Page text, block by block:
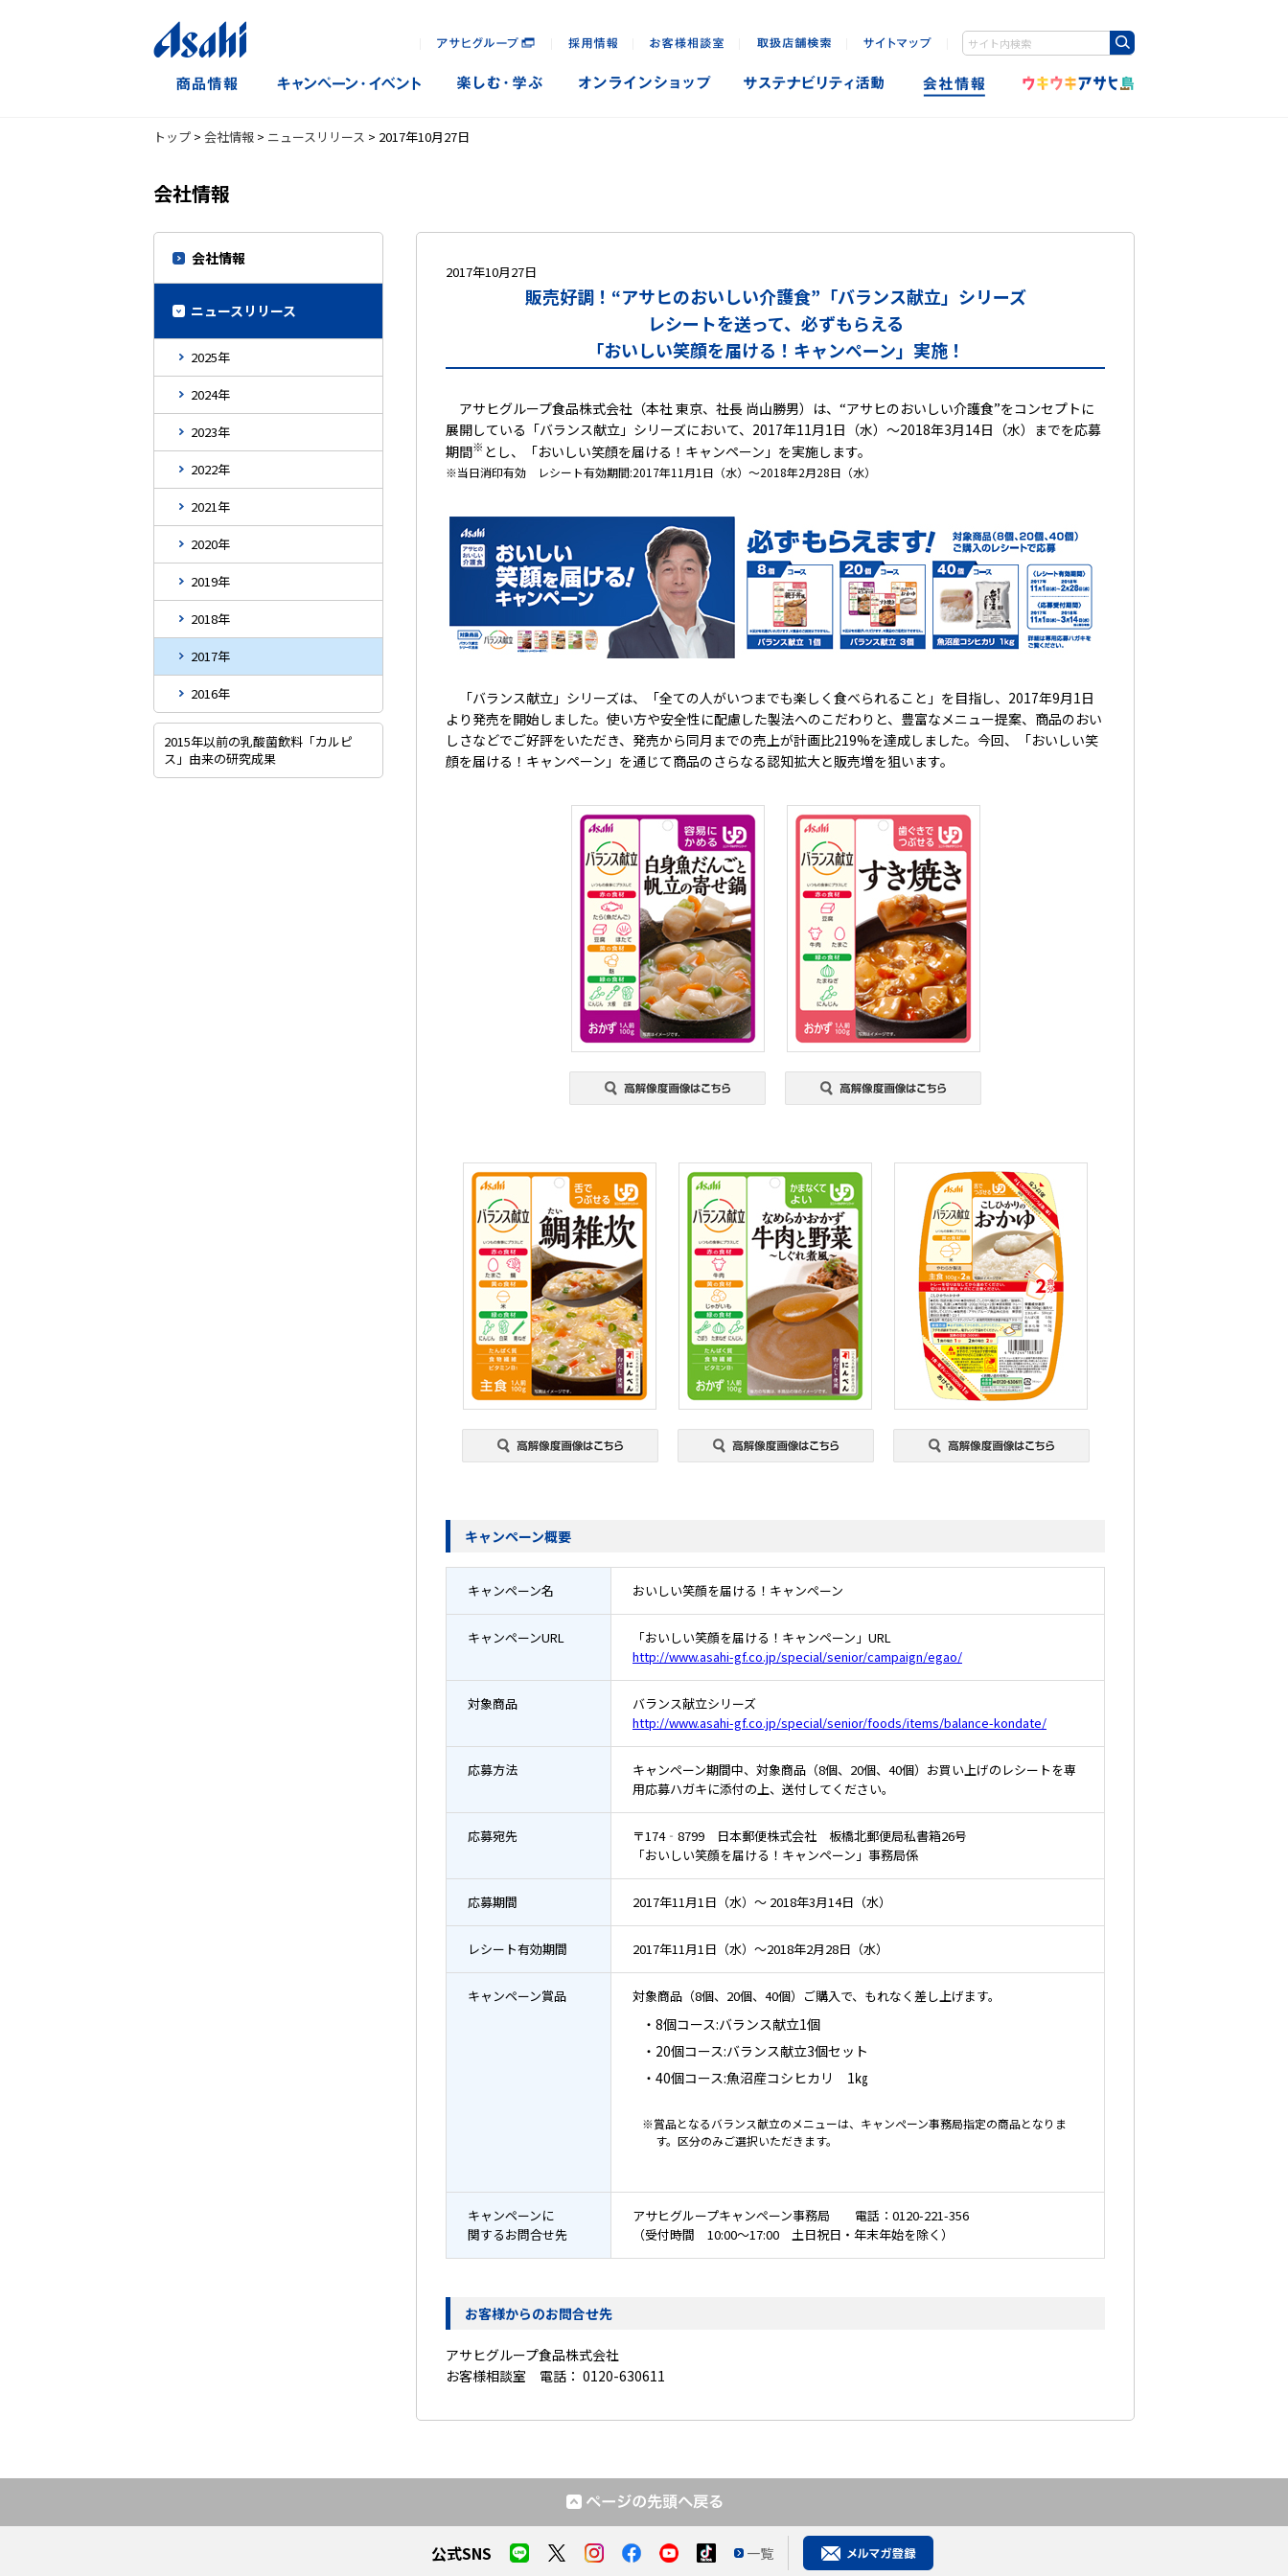
Write your search query here
トップ > 会社情報 > ニュースリリース > 2017年10月27日
会社情報
会社情報
ニュースリリース
2025年
2024年
2023年
2022年
2021年
2020年
2019年
2018年
2017年
2016年
2015年以前の乳酸菌飲料「カルピ
ス」由来の研究成果
2017年10月27日
販売好調！“アサヒのおいしい介護食”「バランス献立」シリーズ
レシートを送って、必ずもらえる
「おいしい笑顔を届ける！キャンペーン」実施！
アサヒグループ食品株式会社（本社 東京、社長 尚山勝男）は、“アサヒのおいしい介護食”をコンセプトに
展開している「バランス献立」シリーズにおいて、2017年11月1日（水）～2018年3月14日（水）までを応募
期間※ とし、「おいしい笑顔を届ける！キャンペーン」を実施します。
※当日消印有効 レシート有効期間:2017年11月1日（水）～2018年2月28日（水）
「バランス献立」シリーズは、「全ての人がいつまでも楽しく食べられること」を目指し、2017年9月1日
より発売を開始しました。使い方や安全性に配慮した製法へのこだわりと、豊富なメニュー提案、商品のおい
しさなどでご好評をいただき、発売から同月までの売上が計画比219%を達成しました。今回、「おいしい笑
顔を届ける！キャンペーン」を通じて商品のさらなる認知拡大と販売増を狙います。
キャンペーン概要
キャンペーン名 おいしい笑顔を届ける！キャンペーン
キャンペーンURL
「おいしい笑顔を届ける！キャンペーン」URL
http://www.asahi-gf.co.jp/special/senior/campaign/egao/
対象商品
バランス献立シリーズ
http://www.asahi-gf.co.jp/special/senior/foods/items/balance-kondate/
応募方法
キャンペーン期間中、対象商品（8個、20個、40個）お買い上げのレシートを専
用応募ハガキに添付の上、送付してください。
応募宛先
〒174‐8799 日本郵便株式会社 板橋北郵便局私書箱26号
「おいしい笑顔を届ける！キャンペーン」事務局係
応募期間 2017年11月1日（水）～ 2018年3月14日（水）
レシート有効期間 2017年11月1日（水）～2018年2月28日（水）
キャンペーン賞品 対象商品（8個、20個、40個）ご購入で、もれなく差し上げます。
・8個コース:バランス献立1個
・20個コース:バランス献立3個セット
・40個コース:魚沼産コシヒカリ 1㎏
※賞品となるバランス献立のメニューは、キャンペーン事務局指定の商品となりま
す。区分のみご選択いただきます。
キャンペーンに
関するお問合せ先
アサヒグループキャンペーン事務局 電話： 0120-221-356
（受付時間 10:00～17:00 土日祝日・年末年始を除く）
お客様からのお問合せ先
アサヒグループ食品株式会社
お客様相談室 電話： 0120-630611
公式SNS 一覧